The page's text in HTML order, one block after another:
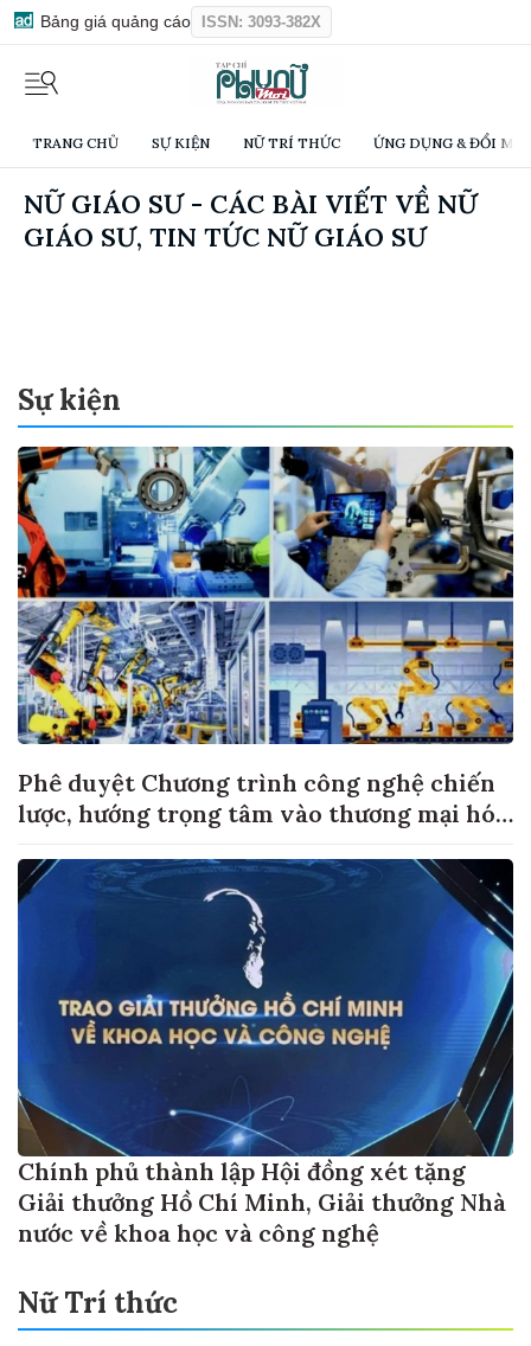
Bảng giá quảng cáo ISSN: 3093-382X
TRANG CHỦ SỰ KIỆN NỮ TRÍ THỨC ỨNG DỤNG & ĐỔI
NỮ GIÁO SƯ - CÁC BÀI VIẾT VỀ NỮ
GIÁO SƯ, TIN TỨC NỮ GIÁO SƯ
Sự kiện
Phê duyệt Chương trình công nghệ chiến
lược, hướng trọng tâm vào thương mại hóa
Chính phủ thành lập Hội đồng xét tặng
Giải thưởng Hồ Chí Minh, Giải thưởng Nhà
nước về khoa học và công nghệ
Nữ Trí thức